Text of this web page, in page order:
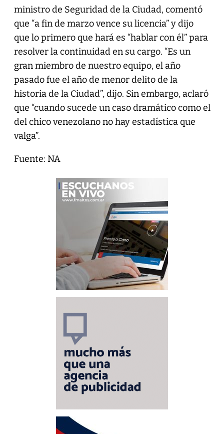
ministro de Seguridad de la Ciudad, comentó
que “a fin de marzo vence su licencia” y dijo
que lo primero que hará es “hablar con él” para
resolver la continuidad en su cargo. “Es un
gran miembro de nuestro equipo, el año
pasado fue el año de menor delito de la
historia de la Ciudad”, dijo. Sin embargo, aclaró
que “cuando sucede un caso dramático como el
del chico venezolano no hay estadística que
valga”.
Fuente: NA